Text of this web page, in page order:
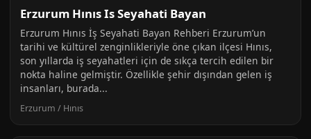
Erzurum Hınıs Is Seyahati Bayan
Erzurum Hınıs İş Seyahati Bayan Rehberi Erzurum’un
tarihi ve kültürel zenginlikleriyle öne çıkan ilçesi Hınıs,
son yıllarda iş seyahatleri için de sıkça tercih edilen bir
nokta haline gelmiştir. Özellikle şehir dışından gelen iş
insanları, burada...
Erzurum / Hınıs